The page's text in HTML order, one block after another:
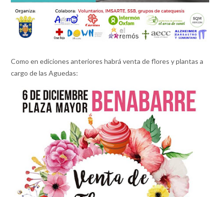
Como en ediciones anteriores habrá venta de flores y plantas a
cargo de las Aguedas: